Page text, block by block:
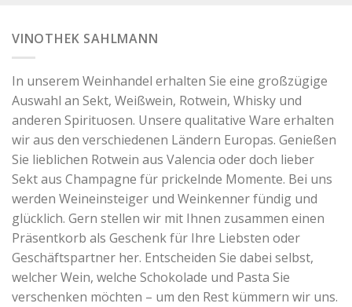
VINOTHEK SAHLMANN
In unserem Weinhandel erhalten Sie eine großzügige
Auswahl an Sekt, Weißwein, Rotwein, Whisky und
anderen Spirituosen. Unsere qualitative Ware erhalten
wir aus den verschiedenen Ländern Europas. Genießen
Sie lieblichen Rotwein aus Valencia oder doch lieber
Sekt aus Champagne für prickelnde Momente. Bei uns
werden Weineinsteiger und Weinkenner fündig und
glücklich. Gern stellen wir mit Ihnen zusammen einen
Präsentkorb als Geschenk für Ihre Liebsten oder
Geschäftspartner her. Entscheiden Sie dabei selbst,
welcher Wein, welche Schokolade und Pasta Sie
verschenken möchten – um den Rest kümmern wir uns.